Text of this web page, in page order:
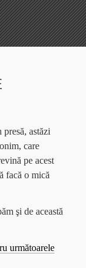
astăzi
care
pe acest
facă o mică
şi de această
următoarele